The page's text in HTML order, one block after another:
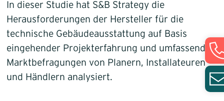
In dieser Studie hat S&B Strategy die
Herausforderungen der Hersteller für die
technische Gebäudeausstattung auf Basis
eingehender Projekterfahrung und umfassender
Marktbefragungen von Planern, Installateuren
und Händlern analysiert.